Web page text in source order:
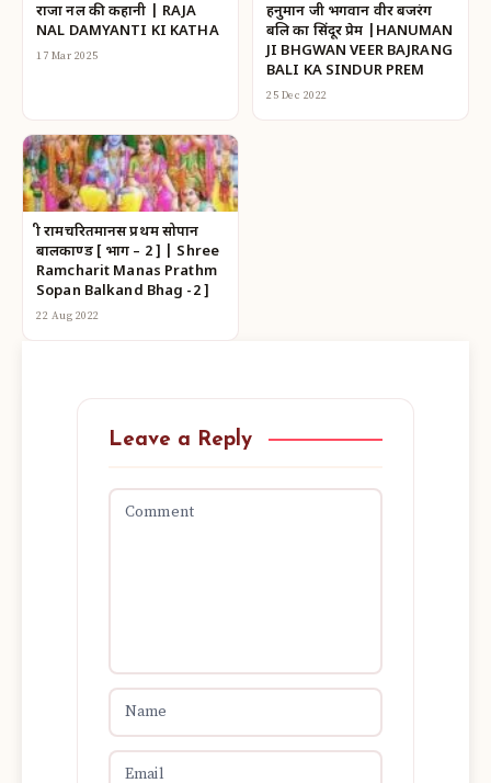
राजा नल की कहानी | RAJA
NAL DAMYANTI KI KATHA
17 Mar 2025
हनुमान जी भगवान वीर बजरंग
बलि का सिंदूर प्रेम |HANUMAN
JI BHGWAN VEER BAJRANG
BALI KA SINDUR PREM
25 Dec 2022
श्री रामचरितमानस प्रथम सोपान
बालकाण्ड [ भाग – 2 ] | Shree
Ramcharit Manas Prathm
Sopan Balkand Bhag -2 ]
22 Aug 2022
Leave a Reply